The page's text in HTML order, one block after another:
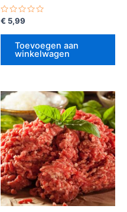
Gewaardeerd
uit
€ 5,99
Toevoegen aan
winkelwagen